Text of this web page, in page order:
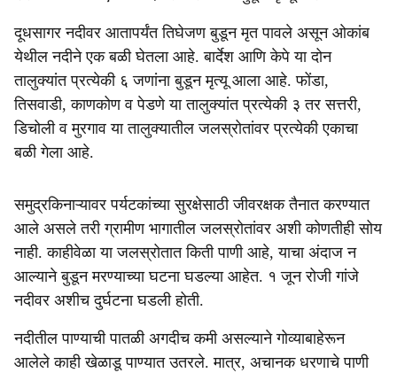
दूधसागर नदीवर आतापर्यंत तिघेजण बुडून मृत पावले असून ओकांब
येथील नदीने एक बळी घेतला आहे. बार्देश आणि केपे या दोन
तालुक्‍यांत प्रत्‍येकी ६ जणांना बुडून मृत्‍यू आला आहे. फोंडा,
तिसवाडी, काणकोण व पेडणे या तालुक्‍यांत प्रत्‍येकी ३ तर सत्तरी,
डिचोली व मुरगाव या तालुक्‍यातील जलस्रोतांवर प्रत्‍येकी एकाचा
बळी गेला आहे.
समुद्रकिनाऱ्यावर पर्यटकांच्‍या सुरक्षेसाठी जीवरक्षक तैनात करण्‍यात
आले असले तरी ग्रामीण भागातील जलस्रोतांवर अशी कोणतीही सोय
नाही. काहीवेळा या जलस्रोतात किती पाणी आहे, याचा अंदाज न
आल्‍याने बुडून मरण्‍याच्‍या घटना घडल्‍या आहेत. १ जून रोजी गांजे
नदीवर अशीच दुर्घटना घडली होती.
नदीतील पाण्‍याची पातळी अगदीच कमी असल्‍याने गोव्‍याबाहेरून
आलेले काही खेळाडू पाण्‍यात उतरले. मात्र, अचानक धरणाचे पाणी